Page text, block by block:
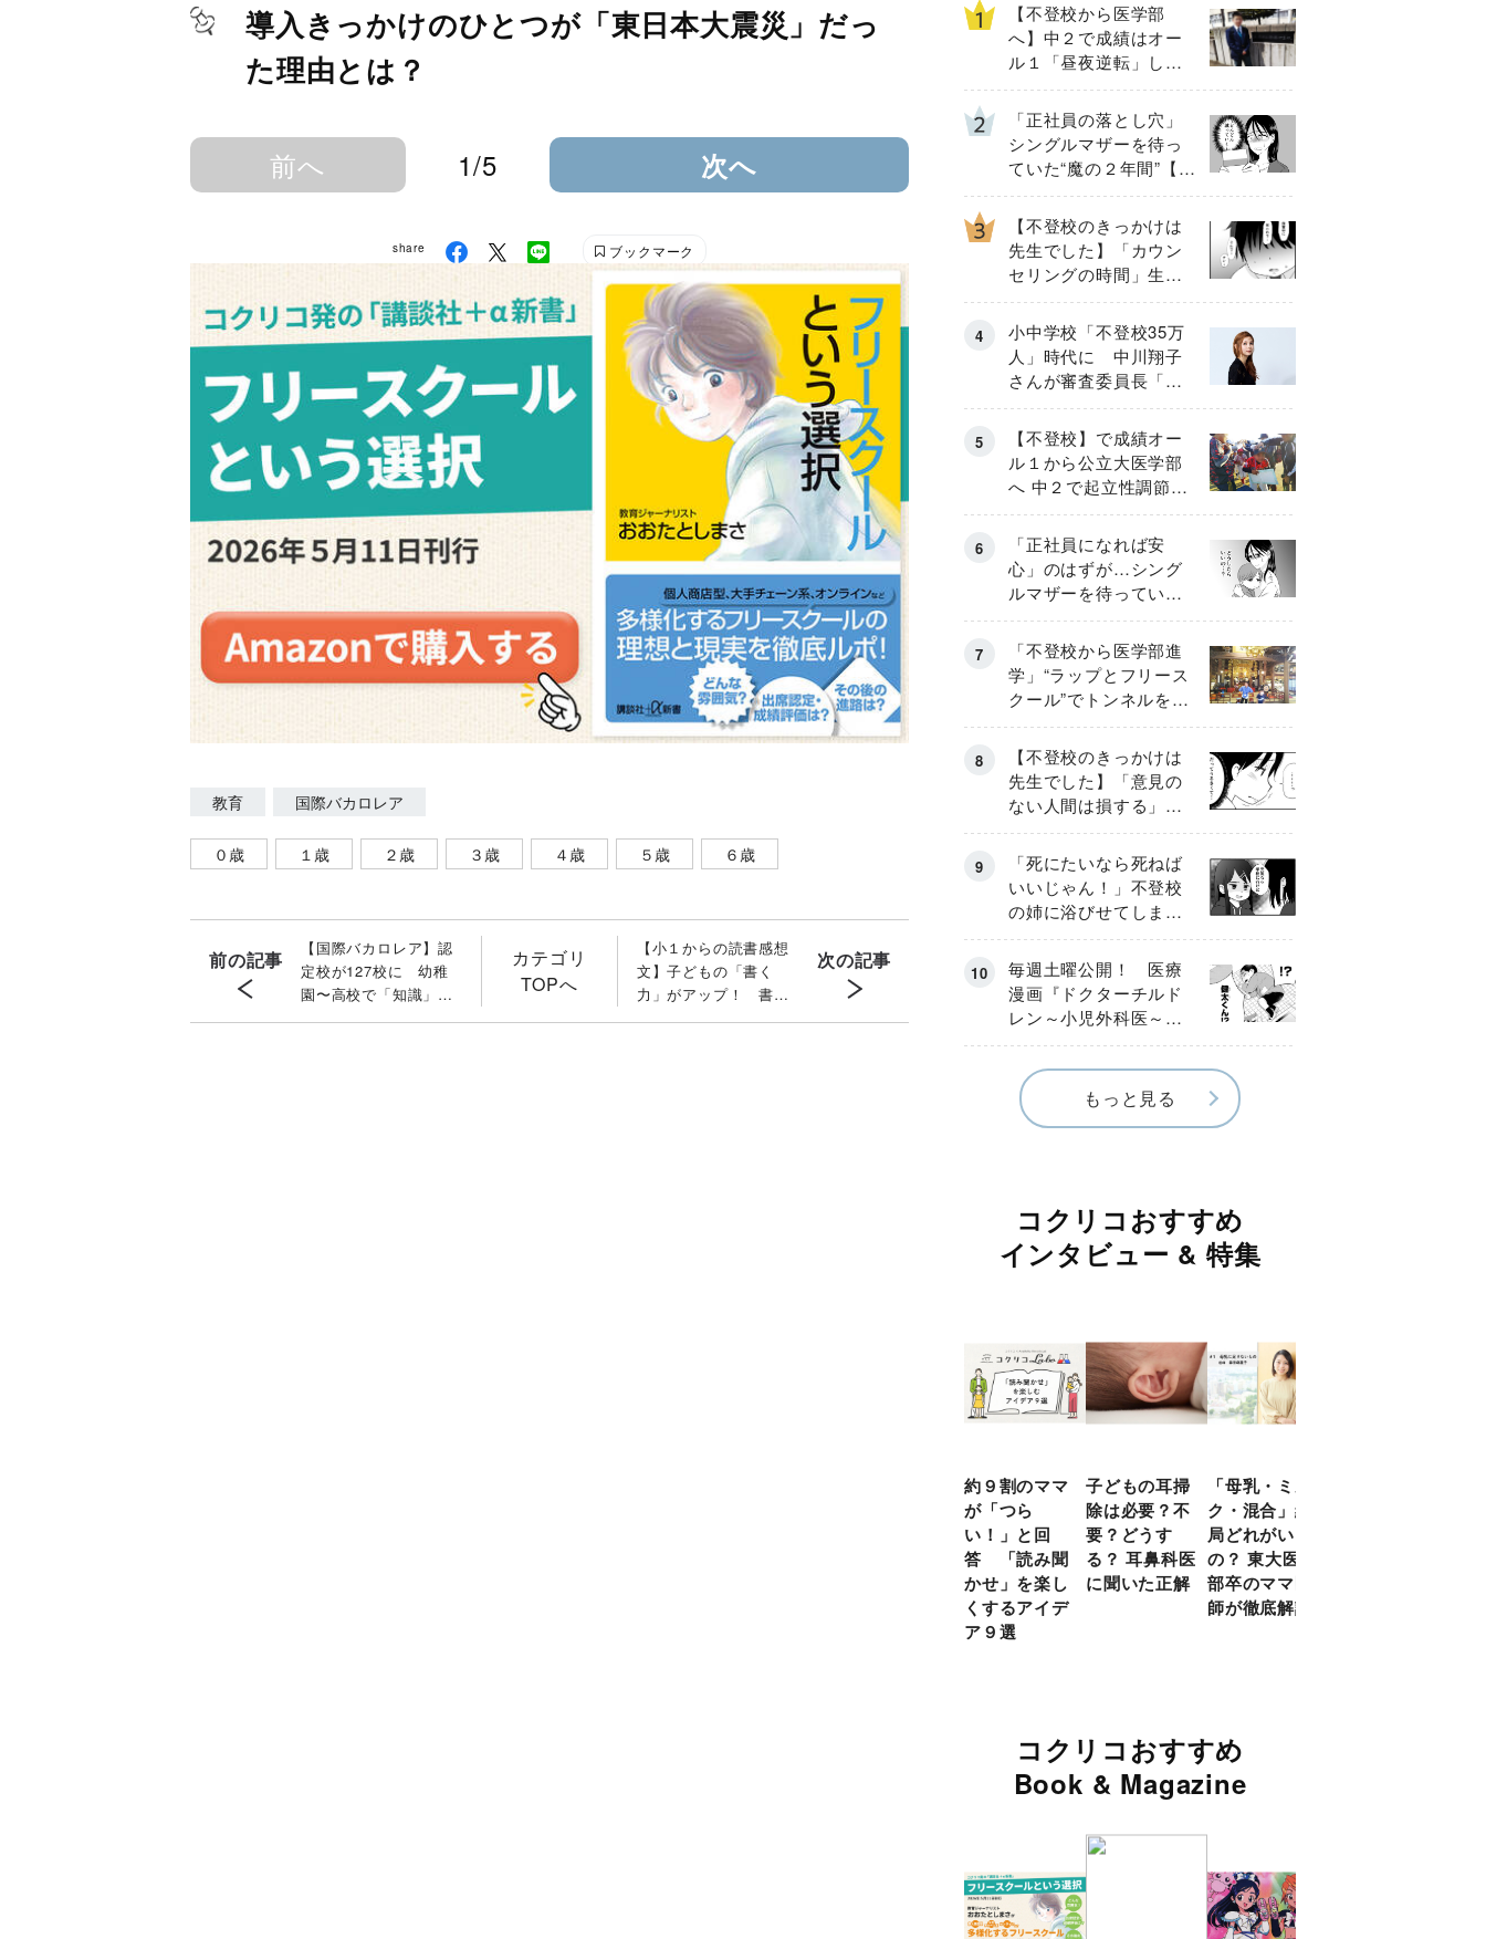
導入きっかけのひとつが「東日本大震災」だっ
た理由とは？
前へ 1/5 次へ
share ブックマーク
教育 国際バカロレア
０歳 １歳 ２歳 ３歳 ４歳 ５歳 ６歳
前の記事
【国際バカロレア】認
定校が127校に 幼稚
園〜高校で「知識」だ
けでなく「概念」も学
カテゴリ
TOPへ
【小１からの読書感想
文】子どもの「書く
力」がアップ！ 書き
たいことがあふれ出る
次の記事
【不登校から医学部
へ】中２で成績はオー
ル１「昼夜逆転」した
わが子を”夜遊び”に連れ
出した母の気づき
「正社員の落とし穴」
シングルマザーを待っ
ていた“魔の２年間”【後
編】
【不登校のきっかけは
先生でした】「カウン
セリングの時間」生徒
の情報をバラしたの
は…《第２話》
小中学校「不登校35万
人」時代に 中川翔子
さんが審査委員長「不
登校生動画甲子園
2026」が開催
【不登校】で成績オー
ル１から公立大医学部
へ 中２で起立性調節障
害「治るまで３年」の
診断 そのとき母は
「正社員になれば安
心」のはずが…シング
ルマザーを待ってい
た“魔の２年間”【前編】
「不登校から医学部進
学」“ラップとフリース
クール”でトンネルを脱
して高校受験へ〔元野
球少年の実話〕
【不登校のきっかけは
先生でした】「意見の
ない人間は損する」担
任の一言が苦しみに…
《第１話》
「死にたいなら死ねば
いいじゃん！」不登校
の姉に浴びせてしまっ
た言葉【番外編・後
編】
毎週土曜公開！ 医療
漫画『ドクターチルド
レン～小児外科医～』
【Episode.４】
もっと見る
コクリコおすすめ
インタビュー & 特集
約９割のママ
が「つら
い！」と回
答 「読み聞
かせ」を楽し
くするアイデ
ア９選
子どもの耳掃
除は必要？不
要？どうす
る？ 耳鼻科医
に聞いた正解
「母乳・ミル
ク・混合」結
局どれがいい
の？ 東大医学
部卒のママ医
師が徹底解説
コクリコおすすめ
Book & Magazine